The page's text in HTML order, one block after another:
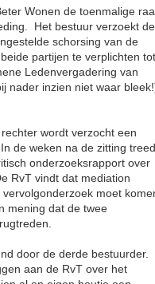
Wonen de toenmalige
Het bestuur verzoekt de
schorsing van de
partijen te verplichten tot
Ledenvergadering van
nader inzien niet waar
wordt verzocht een
In de weken na de zitting
onderzoeksrapport over
RvT vindt dat mediation
moet
mening dat de twee
door de derde bestuurder.
aan de RvT over het